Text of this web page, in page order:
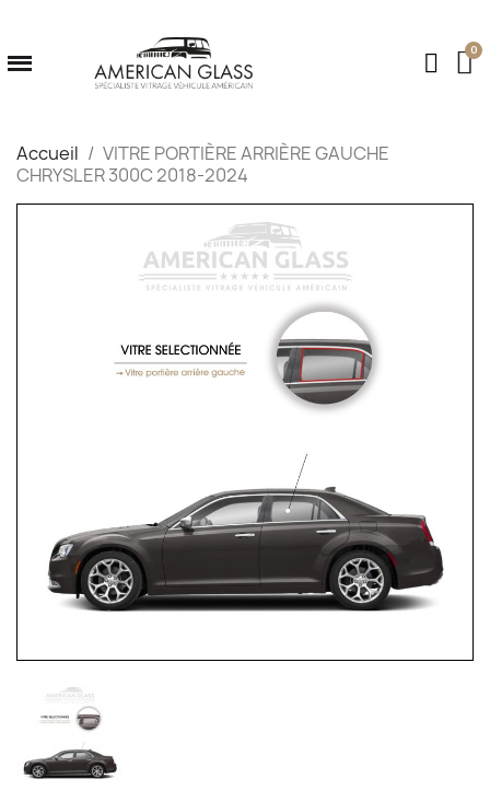
Accueil
VITRE PORTIÈRE ARRIÈRE GAUCHE
CHRYSLER 300C 2018-2024